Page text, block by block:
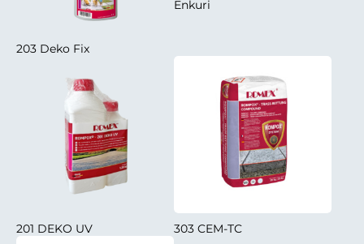
203 Deko Fix
Enkuri
201 DEKO UV 303 CEM-TC